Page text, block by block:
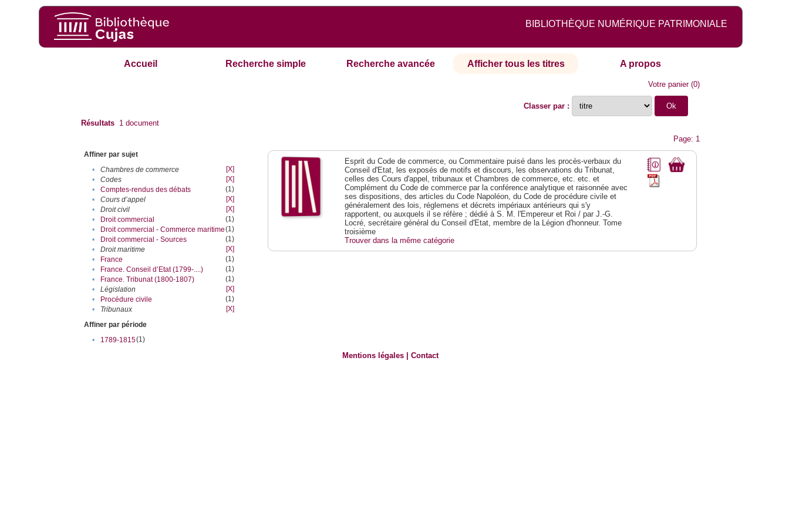
BIBLIOTHÈQUE NUMÉRIQUE PATRIMONIALE
Accueil Recherche simple Recherche avancée Afficher tous les titres A propos
Votre panier(0)
Classer par :
Résultats 1 document
Page: 1
Affiner par sujet
•
Chambres de commerce
[X]
•
Codes
[X]
•
Comptes-rendus des débats
(1)
•
Cours d’appel
[X]
•
Droit civil
[X]
•
Droit commercial
(1)
•
Droit commercial - Commerce maritime(1)
•
Droit commercial - Sources
(1)
•
Droit maritime
[X]
•
France
(1)
•
France. Conseil d’Etat (1799-....)
(1)
•
France. Tribunat (1800-1807)
(1)
•
Législation
[X]
•
Procédure civile
(1)
•
Tribunaux
[X]
Affiner par période
•
1789-1815(1)
Esprit du Code de commerce, ou Commentaire puisé dans les procès-verbaux du
Conseil d'Etat, les exposés de motifs et discours, les observations du Tribunat,
celles des Cours d'appel, tribunaux et Chambres de commerce, etc. etc. et
Complément du Code de commerce par la conférence analytique et raisonnée avec
ses dispositions, des articles du Code Napoléon, du Code de procédure civile et
généralement des lois, réglemens et décrets impériaux antérieurs qui s'y
rapportent, ou auxquels il se réfère ; dédié à S. M. l'Empereur et Roi / par J.-G.
Locré, secrétaire général du Conseil d'Etat, membre de la Légion d'honneur. Tome
troisième
Trouver dans la même catégorie
Mentions légales |Contact